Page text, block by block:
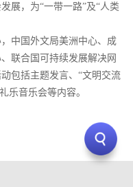
展，为“一带一路”及“人类
中国外文局美洲中心、成
联合国可持续发展解决网
包括主题发言、“文明交流
乐音乐会等内容。